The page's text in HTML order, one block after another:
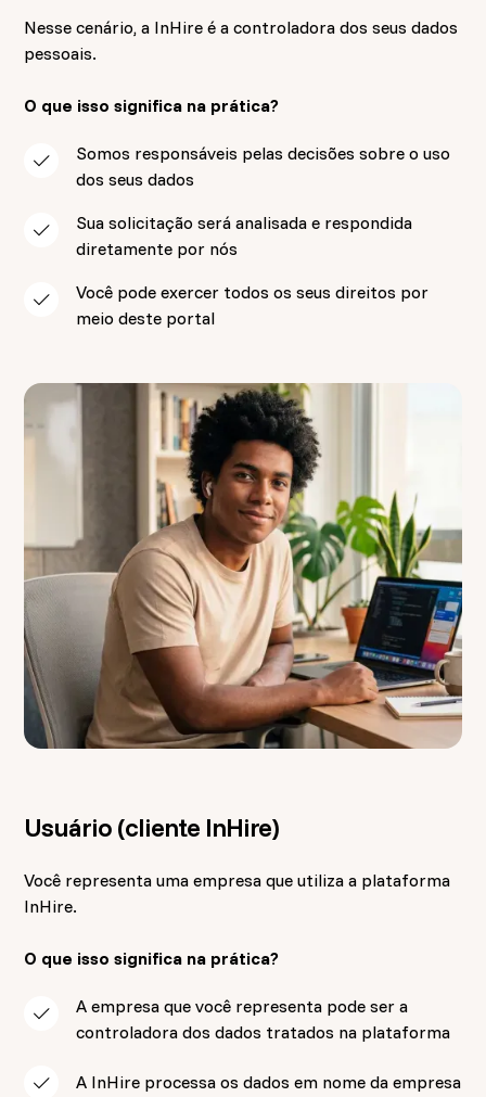
Nesse cenário, a InHire é a controladora dos seus dados
pessoais.
O que isso significa na prática?
Somos responsáveis pelas decisões sobre o uso
dos seus dados
Sua solicitação será analisada e respondida
diretamente por nós
Você pode exercer todos os seus direitos por
meio deste portal
Usuário (cliente InHire)
Você representa uma empresa que utiliza a plataforma
InHire.
O que isso significa na prática?
A empresa que você representa pode ser a
controladora dos dados tratados na plataforma
A InHire processa os dados em nome da empresa